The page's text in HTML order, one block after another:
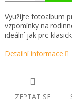
Využijte fotoalbum
vzpomínky na
ideální jak pro
Detailní informace
ZEPTAT SE